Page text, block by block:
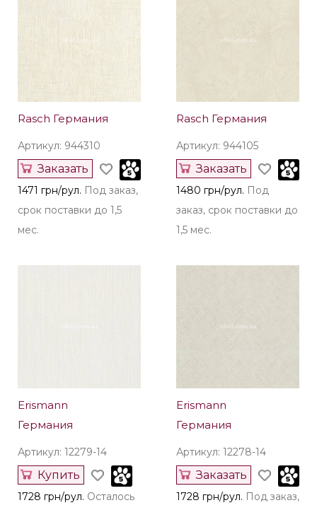
Rasch Германия
Артикул: 944310
Заказать
1471 грн/рул. Под заказ,
срок поставки до 1,5
мес.
Rasch Германия
Артикул: 944105
Заказать
1480 грн/рул. Под
заказ, срок поставки до
1,5 мес.
Erismann
Германия
Артикул: 12279-14
Купить
1728 грн/рул. Осталось
Erismann
Германия
Артикул: 12278-14
Заказать
1728 грн/рул. Под заказ,